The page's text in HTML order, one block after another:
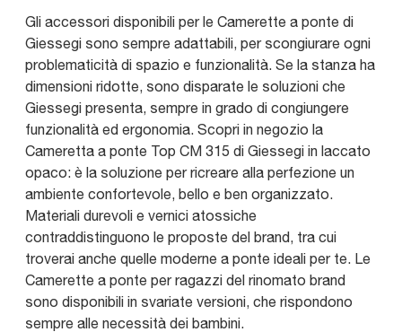
Gli accessori disponibili per le Camerette a ponte di
Giessegi sono sempre adattabili, per scongiurare ogni
problematicità di spazio e funzionalità. Se la stanza ha
dimensioni ridotte, sono disparate le soluzioni che
Giessegi presenta, sempre in grado di congiungere
funzionalità ed ergonomia. Scopri in negozio la
Cameretta a ponte Top CM 315 di Giessegi in laccato
opaco: è la soluzione per ricreare alla perfezione un
ambiente confortevole, bello e ben organizzato.
Materiali durevoli e vernici atossiche
contraddistinguono le proposte del brand, tra cui
troverai anche quelle moderne a ponte ideali per te. Le
Camerette a ponte per ragazzi del rinomato brand
sono disponibili in svariate versioni, che rispondono
sempre alle necessità dei bambini.